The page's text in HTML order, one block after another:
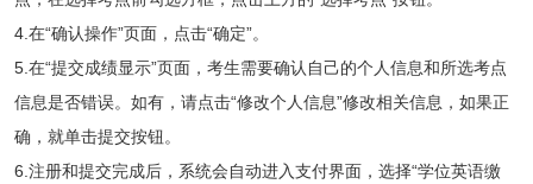
4.在“确认操作”页面，点击“确定”。
5.在“提交成绩显示”页面，考生需要确认自己的个人信息和所选考点
信息是否错误。如有，请点击“修改个人信息”修改相关信息，如果正
确，就单击提交按钮。
6.注册和提交完成后，系统会自动进入支付界面，选择“学位英语缴